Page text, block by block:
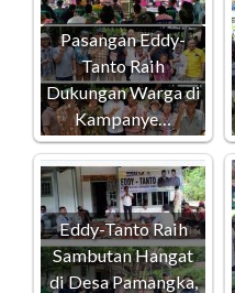
Pasangan Eddy-
Tanto Raih
Dukungan Warga di
Kampanye…
Eddy-Tanto Raih
Sambutan Hangat
di Desa Pamangka,